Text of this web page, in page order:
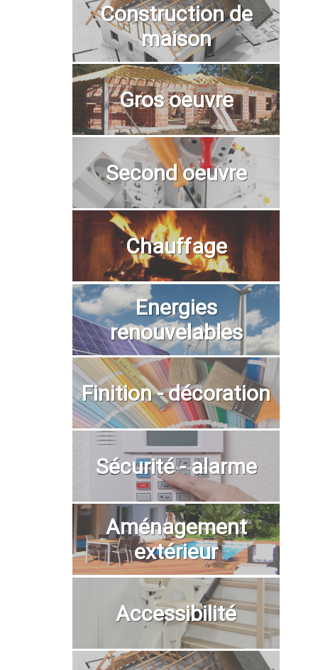
Construction de
maison
Gros oeuvre
Second oeuvre
Chauffage
Energies
renouvelables
Finition - décoration
Sécurité - alarme
Aménagement
extérieur
Accessibilité